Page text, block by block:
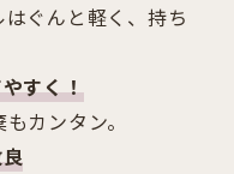
ぐんと軽く、持ち
すく！
カンタン。